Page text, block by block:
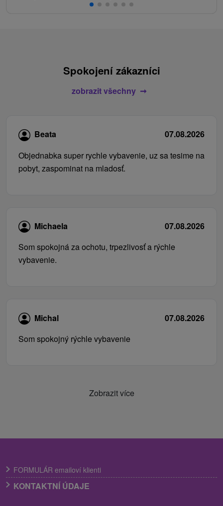
Spokojení zákazníci
zobrazit všechny
Beata
07.08.2026
Objednabka super rychle vybavenie, uz sa tesime na
pobyt, zaspominat na mladosť.
Michaela
07.08.2026
Som spokojná za ochotu, trpezlivosť a rýchle
vybavenie.
Michal
07.08.2026
Som spokojný rýchle vybavenie
Zobrazit více
FORMULÁR emailoví klienti
KONTAKTNÍ ÚDAJE